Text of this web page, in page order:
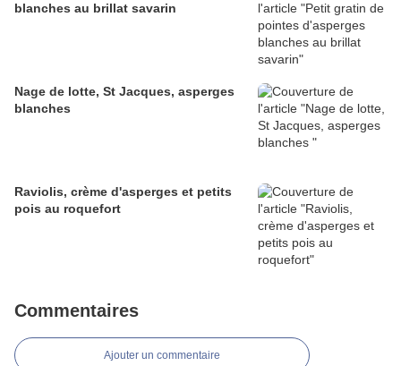
blanches au brillat savarin
Nage de lotte, St Jacques, asperges
blanches
Raviolis, crème d'asperges et petits
pois au roquefort
Commentaires
Ajouter un commentaire